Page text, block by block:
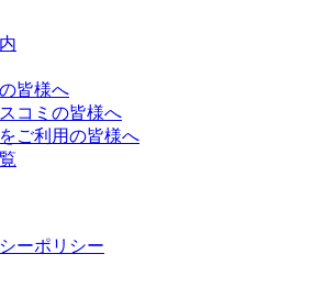
皆様へ
コミの皆様へ
ご利用の皆様へ
ーポリシー